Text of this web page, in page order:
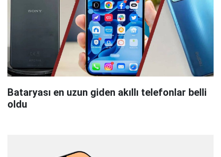
Bataryası en uzun giden akıllı telefonlar belli
oldu